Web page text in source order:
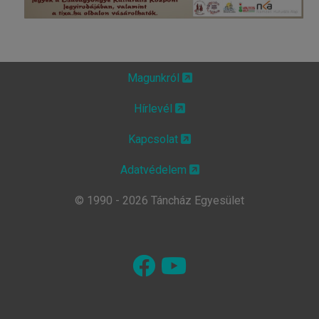
Magunkról
Hírlevél
Kapcsolat
Adatvédelem
© 1990 - 2026 Táncház Egyesület